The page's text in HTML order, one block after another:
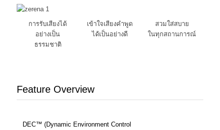
การรับเสียงได้
อย่างเป็น
ธรรมชาติ
เข้าใจเสียงคำพูด
ได้เป็นอย่างดี
สวมใส่สบาย
ในทุกสถานการณ์
Feature Overview
DEC™ (Dynamic Environment Control